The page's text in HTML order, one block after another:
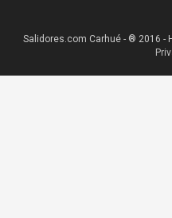
Salidores.com Carhué - ® 2016 -